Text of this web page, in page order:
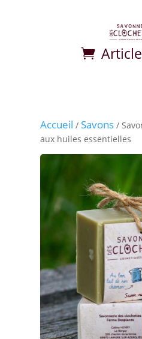
Accueil / Savons /
aux huiles essentielles